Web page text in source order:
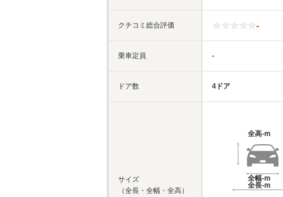
クチコミ総合評価
乗車定員
ドア数
サイズ
（全長・全幅・全高）
-
-
4ドア
全高-m
全幅-m
全長-m